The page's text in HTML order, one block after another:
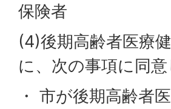
保険者
(4)後期高齢者医療
に、次の事項に同
・ 市が後期高齢者